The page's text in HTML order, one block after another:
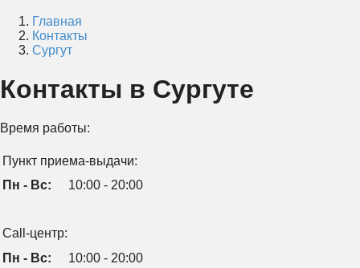
Главная
Контакты
Сургут
Контакты в Сургуте
Время работы:
Пункт приема-выдачи:
Пн - Вс:
10:00 - 20:00
Call-центр:
Пн - Вс:
10:00 - 20:00